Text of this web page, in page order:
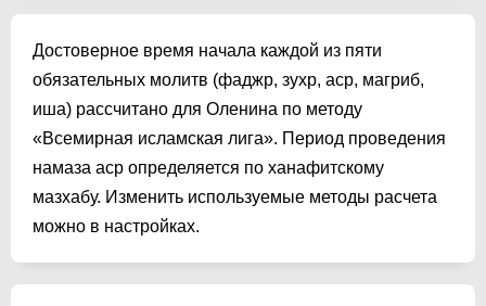
Достоверное время начала каждой из пяти
обязательных молитв (фаджр, зухр, аср, магриб,
иша) рассчитано для Оленина по методу
«Всемирная исламская лига». Период проведения
намаза аср определяется по ханафитскому
мазхабу. Изменить используемые методы расчета
можно в настройках.